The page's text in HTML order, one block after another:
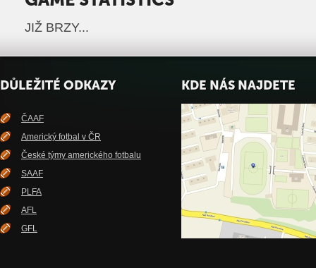
JIŽ BRZY...
DŮLEŽITÉ ODKAZY
ČAAF
Americký fotbal v ČR
České týmy amerického fotbalu
SAAF
PLFA
AFL
GFL
KDE NÁS NAJDETE